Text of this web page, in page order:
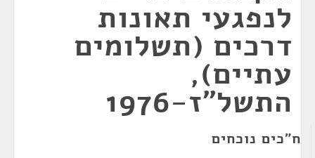
לנפגעי תאונות
דרכים (תשלומים
עתיים),
התשל"ז-1976
ח"כים נוכחים